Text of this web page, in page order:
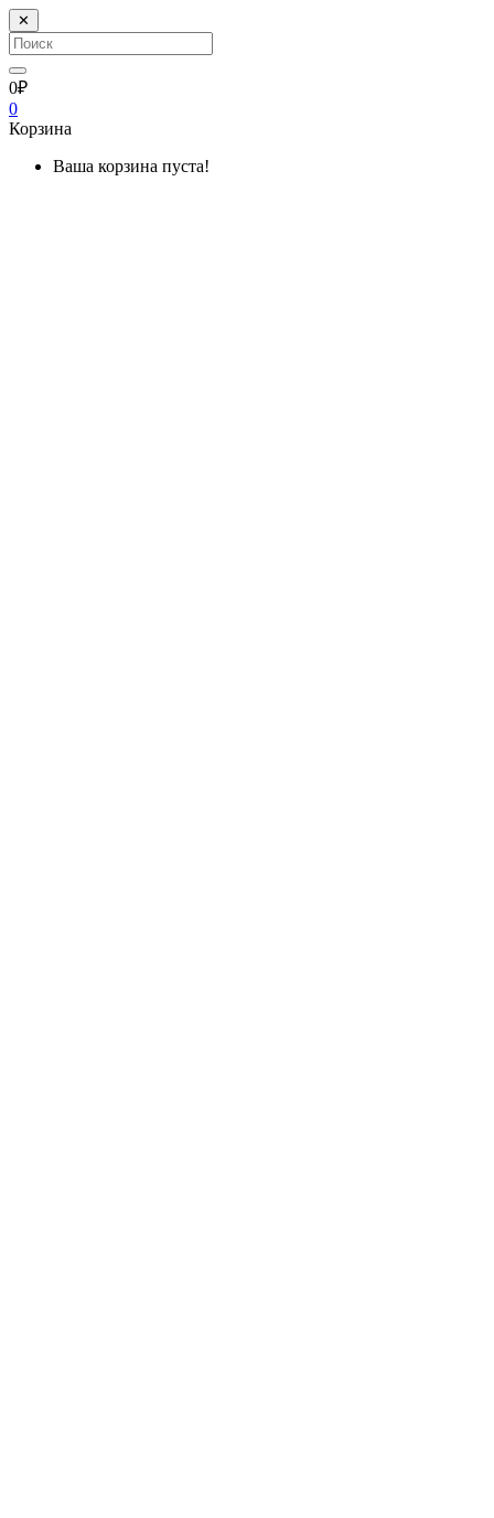
✕
0₽
0
Корзина
Ваша корзина пуста!